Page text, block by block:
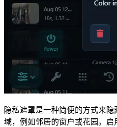
隐私遮罩是一种简便的方式来
域，例如邻居的窗户或花园。